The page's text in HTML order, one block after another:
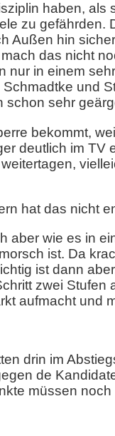
haben, als
zu gefährden.
Außen hin
das nicht
nur in einem
und
schon sehr
bekommt,
deutlich im TV
hat das nicht
aber wie es in
ist. Da
ist dann
zwei Stufen
aufmacht und
drin im
de
müssen noch